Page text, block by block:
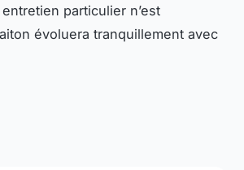
particulier n’est
évoluera tranquillement avec